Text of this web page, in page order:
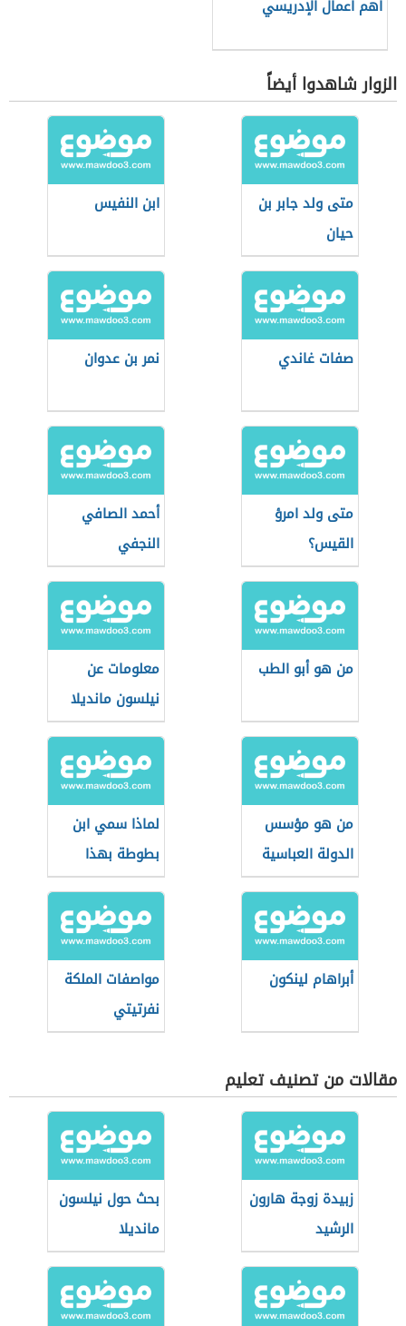
أهم أعمال الإدريسي
الزوار شاهدوا أيضاً
متى ولد جابر بن
حيان
ابن النفيس
صفات غاندي نمر بن عدوان
متى ولد امرؤ
القيس؟
أحمد الصافي
النجفي
من هو أبو الطب
معلومات عن
نيلسون مانديلا
من هو مؤسس
الدولة العباسية
لماذا سمي ابن
بطوطة بهذا
الاسم
أبراهام لينكون
مواصفات الملكة
نفرتيتي
مقالات من تصنيف تعليم
زبيدة زوجة هارون
الرشيد
بحث حول نيلسون
مانديلا